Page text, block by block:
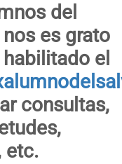
del
es grato
el
consultas,
etc.